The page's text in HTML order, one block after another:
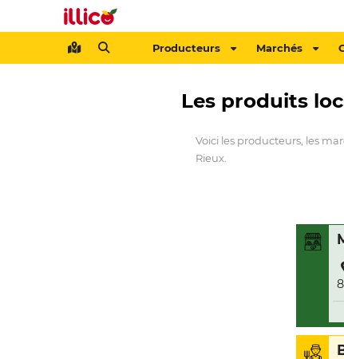
Producteurs Marchés
Les produits
Voici les producteurs, les
Rieux.